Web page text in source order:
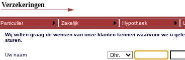
Verzekeringen
Particulier Zakelijk Hypotheek
Wij willen graag de wensen van onze klanten kennen waarvoor we u
sturen.
Uw naam